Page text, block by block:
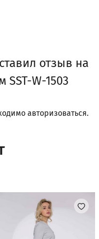
отзыв на
W-1503
авторизоваться.